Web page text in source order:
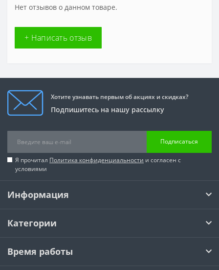
Нет отзывов о данном товаре.
+ Написать отзыв
Хотите узнавать первым об акциях и скидках?
Подпишитесь на нашу рассылку
Подписаться
Я прочитал Политика конфиденциальности и согласен с
условиями
Информация
Категории
Время работы